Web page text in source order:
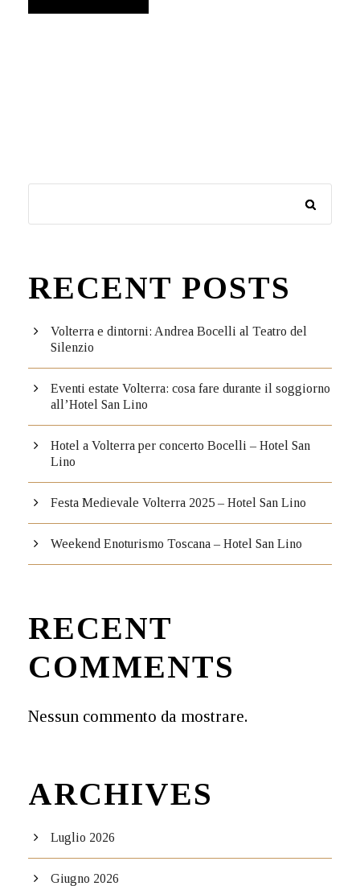
RECENT POSTS
Volterra e dintorni: Andrea Bocelli al Teatro del
Silenzio
Eventi estate Volterra: cosa fare durante il soggiorno
all’Hotel San Lino
Hotel a Volterra per concerto Bocelli – Hotel San
Lino
Festa Medievale Volterra 2025 – Hotel San Lino
Weekend Enoturismo Toscana – Hotel San Lino
RECENT
COMMENTS
Nessun commento da mostrare.
ARCHIVES
Luglio 2026
Giugno 2026